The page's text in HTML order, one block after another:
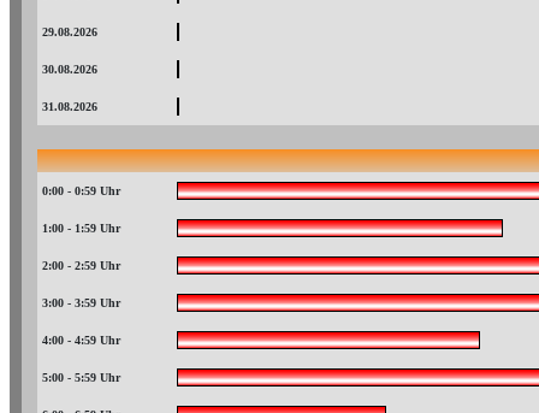
29.08.2026
30.08.2026
31.08.2026
0:00 - 0:59 Uhr
1:00 - 1:59 Uhr
2:00 - 2:59 Uhr
3:00 - 3:59 Uhr
4:00 - 4:59 Uhr
5:00 - 5:59 Uhr